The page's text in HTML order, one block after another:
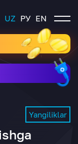
UZ РУ EN
Yangiliklar